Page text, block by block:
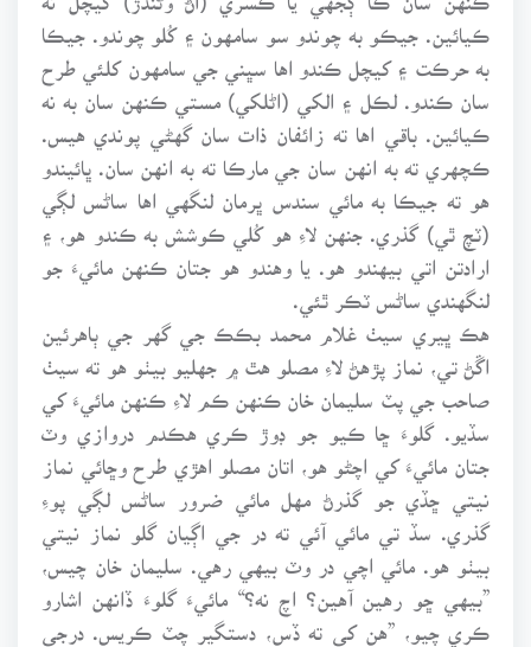
ڪيائين. جيڪو به چوندو سو سامهون ۽ کُلو چوندو. جيڪا
به حرڪت ۽ کيچل ڪندو اها سڀني جي سامهون کلئي طرح
سان ڪندو. لڪل ۽ الکي (اڻلکي) مستي ڪنهن سان به نه
ڪيائين. باقي اها ته زائفان ذات سان گهڻي پوندي هيس.
ڪچهري ته به انهن سان جي مارڪا ته به انهن سان. ڀائيندو
هو ته جيڪا به مائي سندس ڀرمان لنگهي اها ساڻس لڳي
(ٽچ ٿي) گذري. جنهن لاءِ هو کُلي ڪوشش به ڪندو هو، ۽
ارادتن اتي بيهندو هو. يا وهندو هو جتان ڪنهن مائيءَ جو
لنگهندي ساڻس ٽڪر ٿئي.
هڪ ڀيري سيٺ غلام محمد بڪڪ جي گهر جي ٻاهرئين
اڱڻ تي، نماز پڙهڻ لاءِ مصلو هٿ ۾ جهليو بيٺو هو ته سيٺ
صاحب جي پٽ سليمان خان ڪنهن ڪم لاءِ ڪنهن مائيءَ کي
سڏيو. گلوءَ ڇا ڪيو جو ڊوڙ ڪري هڪدم دروازي وٽ
جتان مائيءَ کي اچڻو هو، اتان مصلو اهڙي طرح وڇائي نماز
نيتي ڇڏي جو گذرڻ مهل مائي ضرور ساڻس لڳي پوءِ
گذري. سڏ تي مائي آئي ته در جي اڳيان گلو نماز نيتي
بيٺو هو. مائي اچي در وٽ بيهي رهي. سليمان خان چيس،
”بيهي ڇو رهين آهين؟ اچ نه؟“ مائيءَ گلوءَ ڏانهن اشارو
ڪري چيو، ”هن کي ته ڏس، دستگير چٽ ڪريس. درجي